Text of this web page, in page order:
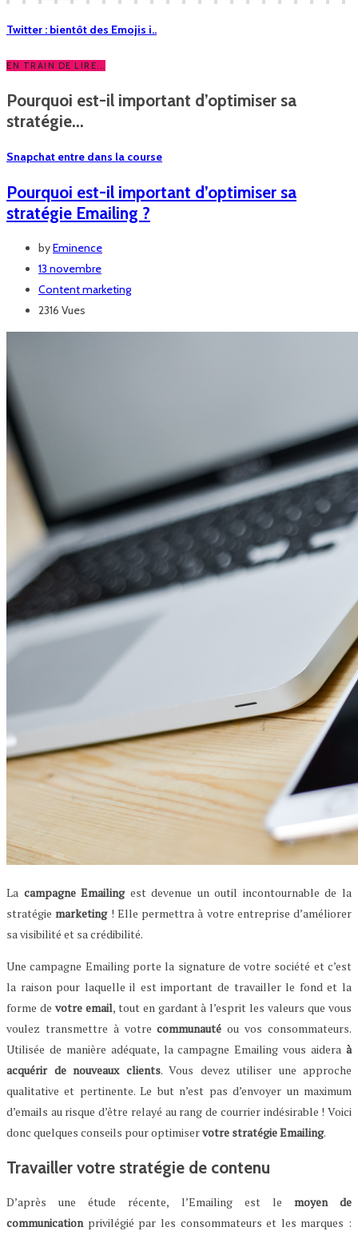
Twitter : bientôt des Emojis i..
EN TRAIN DE LIRE...
Pourquoi est-il important d’optimiser sa
stratégie...
Snapchat entre dans la course
Pourquoi est-il important d’optimiser sa
stratégie Emailing ?
byEminence
13 novembre
Content marketing
2316 Vues
La campagne Emailingest devenue un outil incontournable de la
stratégiemarketing ! Elle permettra à votre entreprise d’améliorer
sa visibilité et sa crédibilité.
Une campagne Emailing porte la signature de votre société et c’est
la raison pour laquelle il est important de travailler le fond et la
forme de votre email, tout en gardant à l’esprit les valeurs que vous
voulez transmettre à votrecommunautéou vos consommateurs.
Utilisée de manière adéquate, la campagne Emailing vous aidera à
acquérir de nouveaux clients. Vous devez utiliser une approche
qualitative et pertinente. Le but n’est pas d’envoyer un maximum
d’emails au risque d’être relayé au rang de courrier indésirable ! Voici
donc quelques conseils pour optimiservotre stratégie Emailing.
Travailler votre stratégie de contenu
D’après une étude récente, l’Emailing est le moyen de
communicationprivilégié par les consommateurs et les marques :